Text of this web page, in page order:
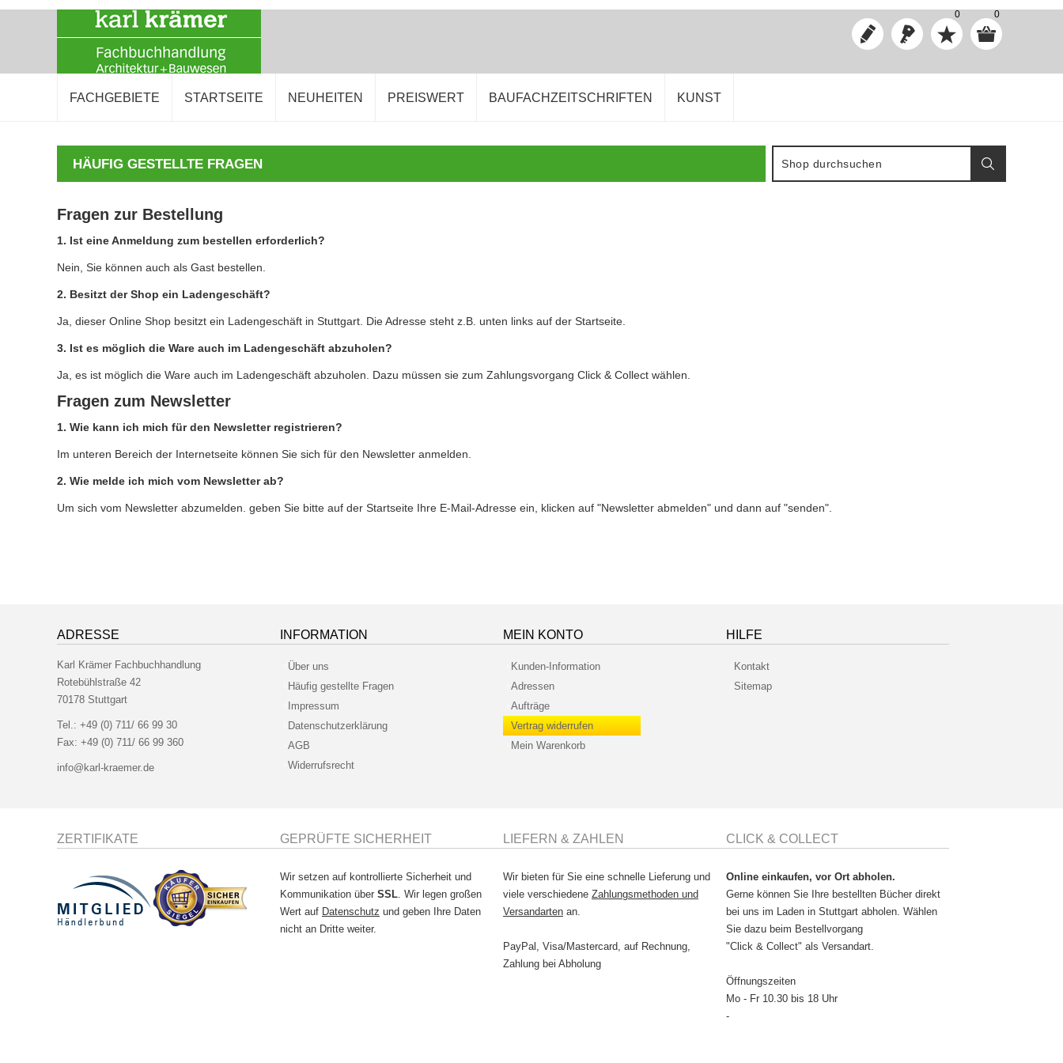
0 0
FACHGEBIETE STARTSEITE NEUHEITEN PREISWERT BAUFACHZEITSCHRIFTEN KUNST
HÄUFIG GESTELLTE FRAGEN
Fragen zur Bestellung
1. Ist eine Anmeldung zum bestellen erforderlich?
Nein, Sie können auch als Gast bestellen.
2. Besitzt der Shop ein Ladengeschäft?
Ja, dieser Online Shop besitzt ein Ladengeschäft in Stuttgart. Die Adresse steht z.B. unten links auf der Startseite.
3. Ist es möglich die Ware auch im Ladengeschäft abzuholen?
Ja, es ist möglich die Ware auch im Ladengeschäft abzuholen. Dazu müssen sie zum Zahlungsvorgang Click & Collect wählen.
Fragen zum Newsletter
1. Wie kann ich mich für den Newsletter registrieren?
Im unteren Bereich der Internetseite können Sie sich für den Newsletter anmelden.
2. Wie melde ich mich vom Newsletter ab?
Um sich vom Newsletter abzumelden. geben Sie bitte auf der Startseite Ihre E-Mail-Adresse ein, klicken auf "Newsletter abmelden" und dann auf "senden".
ADRESSE
Karl Krämer Fachbuchhandlung
Rotebühlstraße 42
70178 Stuttgart
Tel.: +49 (0) 711/ 66 99 30
Fax: +49 (0) 711/ 66 99 360
info@karl-kraemer.de
INFORMATION
Über uns
Häufig gestellte Fragen
Impressum
Datenschutzerklärung
AGB
Widerrufsrecht
MEIN KONTO
Kunden-Information
Adressen
Aufträge
Vertrag widerrufen
Mein Warenkorb
HILFE
Kontakt
Sitemap
ZERTIFIKATE GEPRÜFTE SICHERHEIT
Wir setzen auf kontrollierte Sicherheit und
Kommunikation über SSL. Wir legen großen
Wert auf Datenschutz und geben Ihre Daten
nicht an Dritte weiter.
LIEFERN & ZAHLEN
Wir bieten für Sie eine schnelle Lieferung und
viele verschiedene Zahlungsmethoden und
Versandarten an.
PayPal, Visa/Mastercard, auf Rechnung,
Zahlung bei Abholung
CLICK & COLLECT
Online einkaufen, vor Ort abholen.
Gerne können Sie Ihre bestellten Bücher direkt
bei uns im Laden in Stuttgart abholen. Wählen
Sie dazu beim Bestellvorgang
"Click & Collect" als Versandart.
Öffnungszeiten
Mo - Fr 10.30 bis 18 Uhr
-